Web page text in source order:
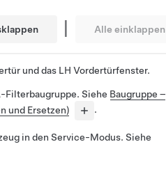
| Alle einklappen
und das LH Vordertürfenster.
Filterbaugruppe. Siehe Baugruppe –
und Ersetzen)
.
in den Service-Modus. Siehe